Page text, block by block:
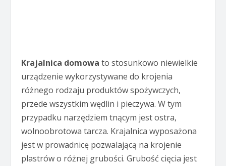
Krajalnica domowato stosunkowo niewielkie
urządzenie wykorzystywane do krojenia
różnego rodzaju produktów spożywczych,
przede wszystkim wędlin i pieczywa. W tym
przypadku narzędziem tnącym jest ostra,
wolnoobrotowa tarcza. Krajalnica wyposażona
jest w prowadnicę pozwalającą na krojenie
plastrów o różnej grubości. Grubość cięcia jest